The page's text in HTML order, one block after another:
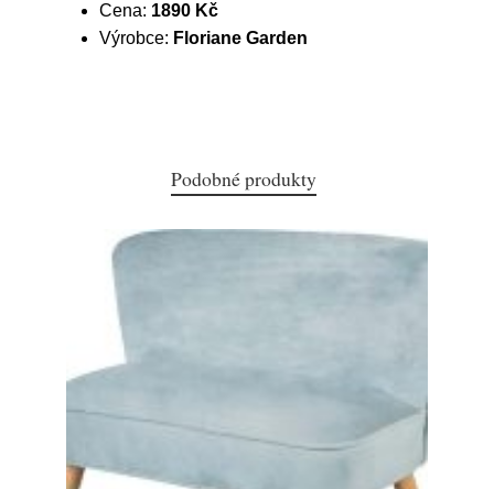
Cena: 1890 Kč
Výrobce: Floriane Garden
Podobné produkty